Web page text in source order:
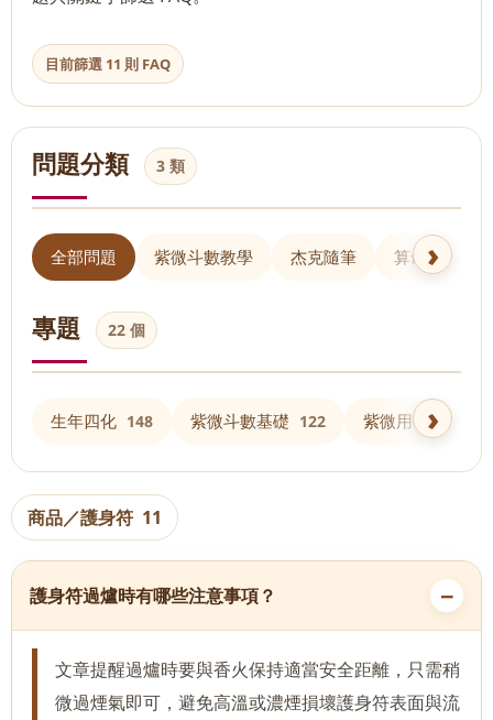
目前篩選 11 則 FAQ
問題分類 3 類
全部問題 紫微斗數教學 杰克隨筆 算命 Q&A
專題 22 個
生年四化 148 紫微斗數基礎 122 紫微用神 103
商品／護身符 11
護身符過爐時有哪些注意事項？
文章提醒過爐時要與香火保持適當安全距離，只需稍
微過煙氣即可，避免高溫或濃煙損壞護身符表面與流